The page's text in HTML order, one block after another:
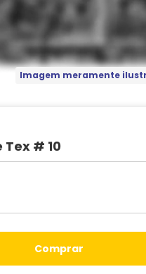
Imagem meramente
# 10
comprar